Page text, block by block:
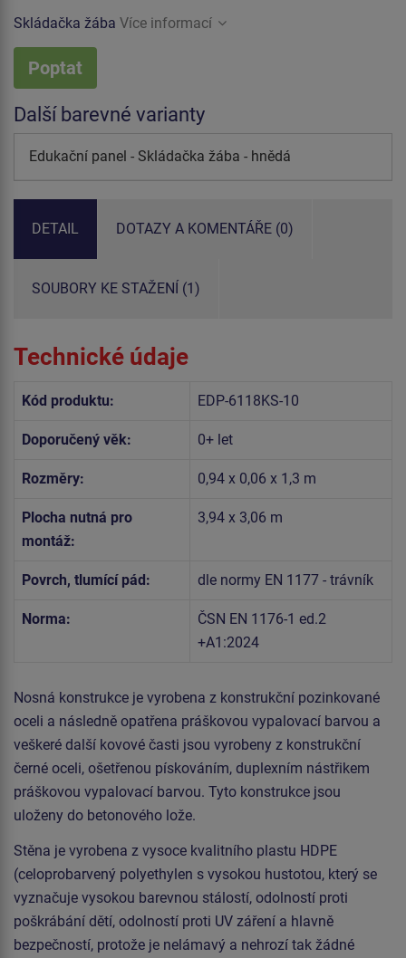
Skládačka žába Více informací
Poptat
Další barevné varianty
Edukační panel - Skládačka žába - hnědá
DETAIL DOTAZY A KOMENTÁŘE (0)
SOUBORY KE STAŽENÍ (1)
Technické údaje
Kód produktu: EDP-6118KS-10
Doporučený věk: 0+ let
Rozměry: 0,94 x 0,06 x 1,3 m
Plocha nutná pro
montáž:
3,94 x 3,06 m
Povrch, tlumící pád: dle normy EN 1177 - trávník
Norma:
ČSN EN 1176-1 ed.2
+A1:2024
Nosná konstrukce je vyrobena z konstrukční pozinkované
oceli a následně opatřena práškovou vypalovací barvou a
veškeré další kovové časti jsou vyrobeny z konstrukční
černé oceli, ošetřenou pískováním, duplexním nástřikem
práškovou vypalovací barvou. Tyto konstrukce jsou
uloženy do betonového lože.
Stěna je vyrobena z vysoce kvalitního plastu HDPE
(celoprobarvený polyethylen s vysokou hustotou, který se
vyznačuje vysokou barevnou stálostí, odolností proti
poškrábání dětí, odolností proti UV záření a hlavně
bezpečností, protože je nelámavý a nehrozí tak žádné